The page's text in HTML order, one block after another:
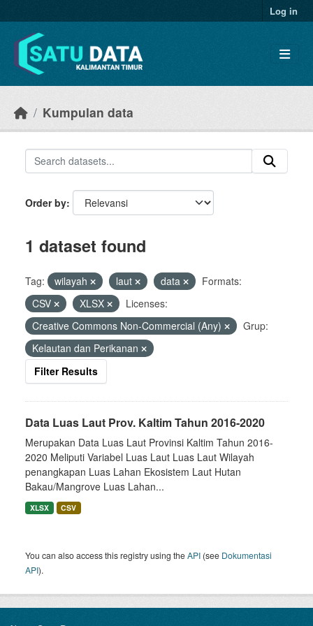
Log in
Kumpulan data
Order by
1 dataset found
Tag: wilayah laut data
Formats:
CSV
XLSX
Licenses:
Creative Commons Non-Commercial (Any)
Grup:
Kelautan dan Perikanan
Filter Results
Data Luas Laut Prov. Kaltim Tahun 2016-2020
Merupakan Data Luas Laut Provinsi Kaltim Tahun 2016-
2020 Meliputi Variabel Luas Laut Luas Laut Wilayah
penangkapan Luas Lahan Ekosistem Laut Hutan
Bakau/Mangrove Luas Lahan...
XLSX CSV
You can also access this registry using theAPI (see Dokumentasi
API).